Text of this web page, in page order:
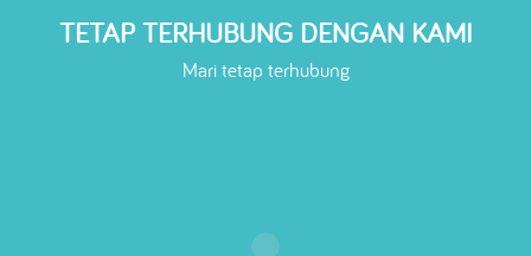
TETAP TERHUBUNG DENGAN KAMI
Mari tetap terhubung